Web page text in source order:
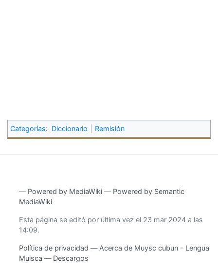
Categorías: Diccionario Remisión
― Powered by MediaWiki ― Powered by Semantic
MediaWiki
Esta página se editó por última vez el 23 mar 2024 a las
14:09.
Política de privacidad
Acerca de Muysc cubun - Lengua
Muisca
Descargos